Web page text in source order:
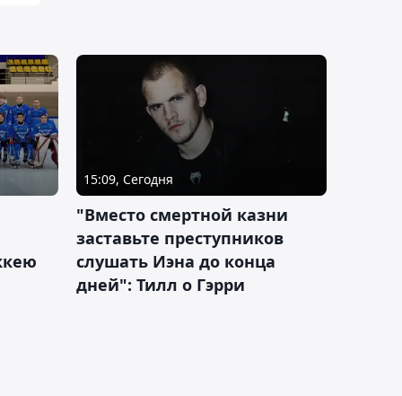
15:09, Сегодня
"Вместо смертной казни
заставьте преступников
слушать Иэна до конца
дней": Тилл о Гэрри